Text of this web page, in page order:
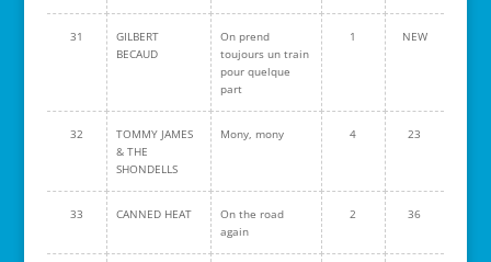
31
GILBERT
BECAUD
On prend
toujours un train
pour quelque
part
1 NEW
32
TOMMY JAMES
& THE
SHONDELLS
Mony, mony 4 23
33 CANNED HEAT
On the road
again
2 36